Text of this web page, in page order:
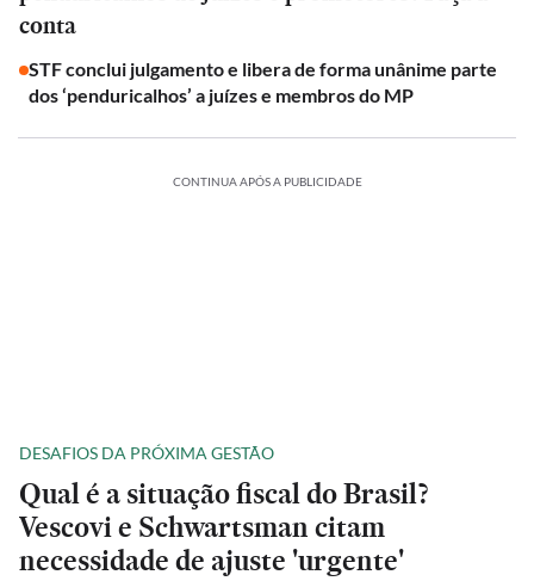
conta
STF conclui julgamento e libera de forma unânime parte
dos ‘penduricalhos’ a juízes e membros do MP
CONTINUA APÓS A PUBLICIDADE
DESAFIOS DA PRÓXIMA GESTÃO
Qual é a situação fiscal do Brasil?
Vescovi e Schwartsman citam
necessidade de ajuste 'urgente'